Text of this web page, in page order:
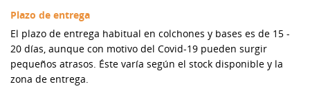
Plazo de entrega
El plazo de entrega habitual en colchones y bases es de 15 -
20 días, aunque con motivo del Covid-19 pueden surgir
pequeños atrasos. Éste varía según el stock disponible y la
zona de entrega.